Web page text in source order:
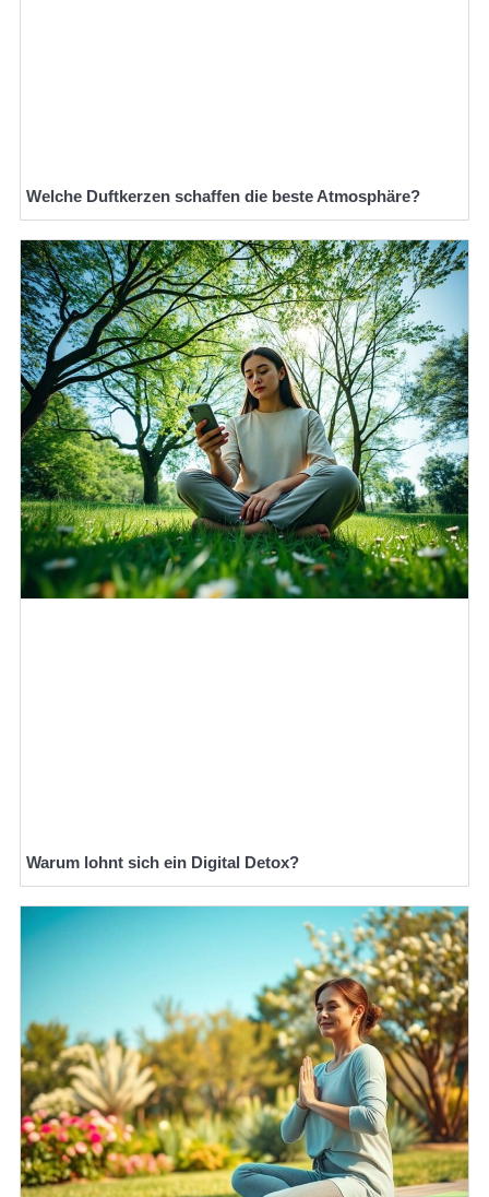
Welche Duftkerzen schaffen die beste Atmosphäre?
Warum lohnt sich ein Digital Detox?